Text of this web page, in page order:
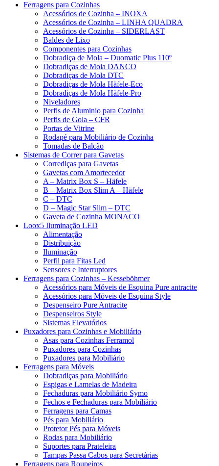
Ferragens para Cozinhas
Acessórios de Cozinha – INOXA
Acessórios de Cozinha – LINHA QUADRA
Acessórios de Cozinha – SIDERLAST
Baldes de Lixo
Componentes para Cozinhas
Dobradiça de Mola – Duomatic Plus 110º
Dobradiças de Mola DANCO
Dobradiças de Mola DTC
Dobradiças de Mola Häfele-Eco
Dobradiças de Mola Häfele-Pro
Niveladores
Perfis de Aluminio para Cozinha
Perfis de Gola – CFR
Portas de Vitrine
Rodapé para Mobiliário de Cozinha
Tomadas de Balcão
Sistemas de Correr para Gavetas
Corrediças para Gavetas
Gavetas com Amortecedor
A – Matrix Box S – Häfele
B – Matrix Box Slim A – Häfele
C – DTC
D – Magic Star Slim – DTC
Gaveta de Cozinha MONACO
Loox5 Iluminação LED
Alimentação
Distribuição
Iluminação
Perfil para Fitas Led
Sensores e Interruptores
Ferragens para Cozinhas – Kesseböhmer
Acessórios para Móveis de Esquina Pure antracite
Acessórios para Móveis de Esquina Style
Despenseiro Pure Antracite
Despenseiros Style
Sistemas Elevatórios
Puxadores para Cozinhas e Mobiliário
Asas para Cozinhas Ferramol
Puxadores para Cozinhas
Puxadores para Mobiliário
Ferragens para Móveis
Dobradiças para Mobiliário
Espigas e Lamelas de Madeira
Fechaduras para Mobiliário Symo
Fechos e Fechaduras para Mobiliário
Ferragens para Camas
Pés para Mobiliário
Protetor Pés para Móveis
Rodas para Mobiliário
Suportes para Prateleira
Tampas Passa Cabos para Secretárias
Ferragens para Roupeiros